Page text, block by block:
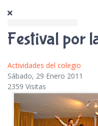
Festival por
Actividades del colegio
Sábado, 29 Enero 2011
2359 Visitas